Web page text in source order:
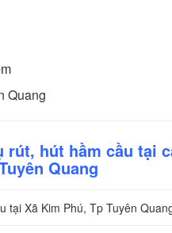
Quang
rút, hút hầm cầu tại
Quang
tại Xã Kim Phú, Tp Tuyên